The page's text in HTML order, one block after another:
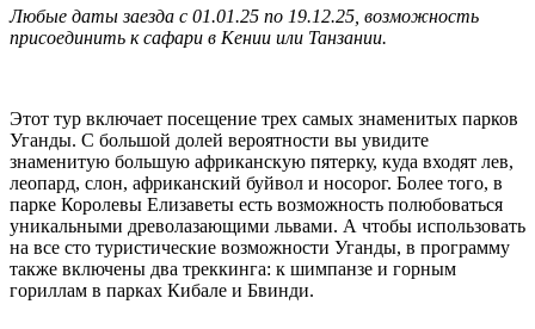
Любые даты заезда с 01.01.25 по 19.12.25, возможность
присоединить к сафари в Кении или Танзании.
Этот тур включает посещение трех самых знаменитых парков
Уганды. С большой долей вероятности вы увидите
знаменитую большую африканскую пятерку, куда входят лев,
леопард, слон, африканский буйвол и носорог. Более того, в
парке Королевы Елизаветы есть возможность полюбоваться
уникальными древолазающими львами. А чтобы использовать
на все сто туристические возможности Уганды, в программу
также включены два треккинга: к шимпанзе и горным
гориллам в парках Кибале и Бвинди.